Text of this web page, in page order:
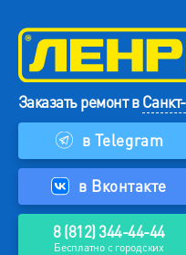
Заказать ремонт в
в Telegram
в Вконтакте
8 (812) 344-44-44
Бесплатно с городских